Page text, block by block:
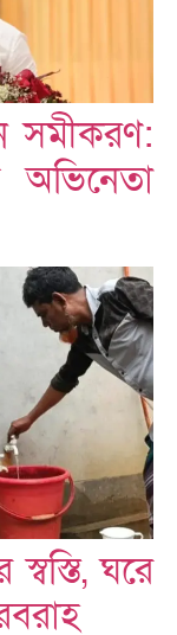
সমীকরণ:
অভিনেতা
ঘরে